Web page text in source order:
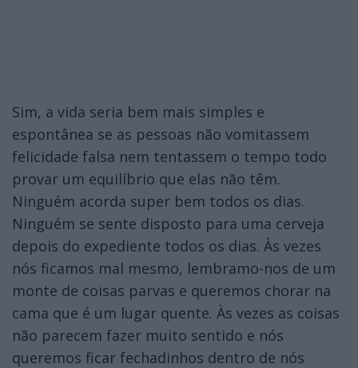
Sim, a vida seria bem mais simples e
espontânea se as pessoas não vomitassem
felicidade falsa nem tentassem o tempo todo
provar um equilíbrio que elas não têm.
Ninguém acorda super bem todos os dias.
Ninguém se sente disposto para uma cerveja
depois do expediente todos os dias. Às vezes
nós ficamos mal mesmo, lembramo-nos de um
monte de coisas parvas e queremos chorar na
cama que é um lugar quente. Às vezes as coisas
não parecem fazer muito sentido e nós
queremos ficar fechadinhos dentro de nós